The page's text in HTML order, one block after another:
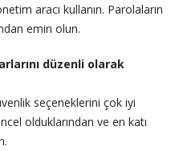
aracı kullanın. Parolaların
emin olun.
düzenli olarak
seçeneklerini çok iyi
olduklarından ve en katı